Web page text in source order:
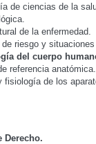
de ciencias de la
de la enfermedad.
riesgo y situaciones
del cuerpo
referencia anatómica.
fisiología de los
Derecho.